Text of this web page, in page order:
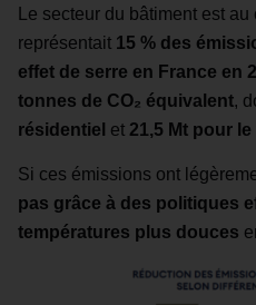
Le secteur du bâtiment est
représentait 15 % des
effet de serre en France en
tonnes de CO₂ équivalent,
résidentiel et 21,5 Mt pour
Si ces émissions ont
pas grâce à des politiques
températures plus douces